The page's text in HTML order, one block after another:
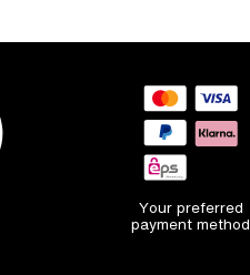
Your preferred
payment method